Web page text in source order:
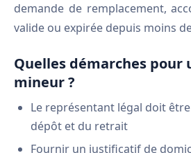
demande de remplacement,
valide ou expirée depuis moins
Quelles démarches pour
mineur ?
Le représentant légal doit
dépôt et du retrait
Fournir un justificatif de